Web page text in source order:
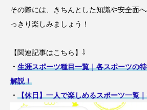
その際には、きちんとした知識や安全面
っきり楽しみましょう！
【関連記事はこちら】⇩
・ 生涯スポーツ種目一覧｜各スポーツの
解説！
・ 【休日】一人で楽しめるスポーツ一覧